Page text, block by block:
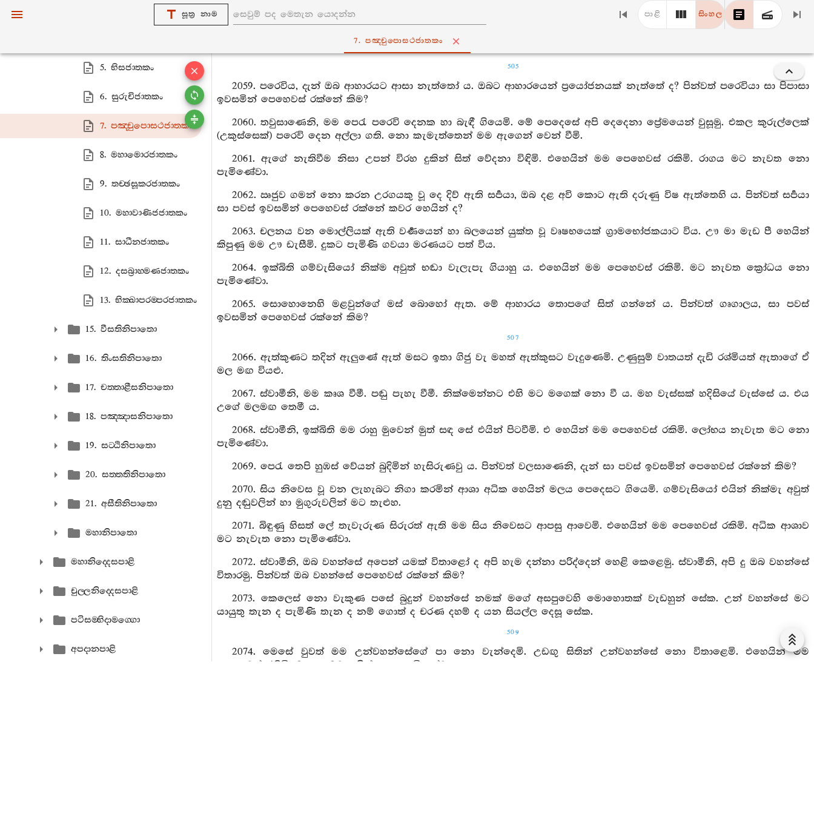
සූත්‍ර නාම පාළි සිංහල
7. පඤ‍්චුපොසථජාතකං
3. මහාඋක‍්කුසජාතකං
5. භිසජාතකං
6. සුරුචිජාතකං
7. පඤ‍්චුපොසථජාතකං
8. මහාමොරජාතකං
9. තච‍්ඡසූකරජාතකං
10. මහාවාණිජජාතකං
11. සාධීනජාතකං
12. දසබ්‍රාහ‍්මණජාතකං
13. භික‍්ඛාපරම‍්පරජාතකං
15. වීසතිනිපාතො
16. තිංසතිනිපාතො
17. චත‍්තාළීසනිපාතො
18. පඤ‍්ඤාසනිපාතො
19. සට‍්ඨිනිපාතො
20. සත‍්තතිනිපාතො
21. අසීතිනිපාතො
මහානිපාතො
මහානිද‍්දෙසපාළි
චුල‍්ලනිද‍්දෙසපාළි
පටිසම‍්භිදාමග‍්ගො
අපදානපාළි
505
2059. පරෙවිය, දැන් ඔබ ආහාරයට ආසා නැත්තෝ ය. ඔබට ආහාරයෙන් ප්‍රයෝජනයක් නැත්තේ ද? පින්වත් පරෙවියා සා පිපාසා
ඉවසමින් පෙහෙවස් රක්නේ කිම?
2060. තවුසාණෙනි, මම පෙරැ පරෙවි දෙනක හා බැඳී ගියෙමි. මේ පෙදෙසේ අපි දෙදෙනා ප්‍රේමයෙන් වුසූමු. එකල කුරුල්ලෙක්
(උකුස්සෙක්) පරෙවි දෙන අල්ලා ගති. නො කැමැත්තෙන් මම ඇගෙන් වෙන් වීමි.
2061. ඇගේ නැතිවීම නිසා උපන් විරහ දුකින් සිත් වේදනා විඳිමි. එහෙයින් මම පෙහෙවස් රකිමි. රාගය මට නැවත නො
පැමිණේවා.
2062. ඍජුව ගමන් නො කරන උරගයකු වූ දෙ දිව් ඇති සර්‍පයා, ඔබ දළ අවි කොට ඇති දරුණු විෂ ඇත්තෙහි ය. පින්වත් සර්‍පයා
සා පවස් ඉවසමින් පෙහෙවස් රක්නේ කවර හෙයින් ද?
2063. චලනය වන මොල්ලියක් ඇති වර්‍ණයෙන් හා බලයෙන් යුක්ත වූ වෘෂභයෙක් ග්‍රාමභෝජකයාට විය. ඌ මා මැඩ පී හෙයින්
කිපුණු මම ඌ ඩැසීමි. දුකට පැමිණි ගවයා මරණයට පත් විය.
2064. ඉක්බිති ගම්වැසියෝ නික්ම අවුත් භඬා වැලැපැ ගියාහු ය. එහෙයින් මම පෙහෙවස් රකිමි. මට නැවත ක්‍රෝධය නො
පැමිණේවා.
2065. සොහොනෙහි මළවුන්ගේ මස් බොහෝ ඇත. මේ ආහාරය තොපගේ සිත් ගන්නේ ය. පින්වත් ගෘගාලය, සා පවස්
ඉවසමින් පෙහෙවස් රක්නේ කිම?
507
2066. ඇත්කුණට තදින් ඇලුණේ ඇත් මසට ඉතා ගිජු වැ මහත් ඇත්කුසට වැදුණෙමි. උණුසුම් වාතයත් දැඩි රශ්මියත් ඇතාගේ ඒ
මල මඟ වියළු.
2067. ස්වාමීනි, මම කෘශ වීමී. පඬු පැහැ වීමී. නික්මෙන්නට එහි මට මගෙක් නො වී ය. මහ වැස්සක් හදිසියේ වැස්සේ ය. එය
උගේ මලමඟ තෙමී ය.
2068. ස්වාමීනි, ඉක්බිති මම රාහු මුවෙන් මුත් සඳ සේ එයින් පිටවීමි. එ හෙයින් මම පෙහෙවස් රකිමි. ලෝභය නැවැත මට නො
පැමිණේවා.
2069. පෙරැ තෙපි හුඹස් වේයන් බුදිමින් හැසිරුණවු ය. පින්වත් වලසාණෙනි, දැන් සා පවස් ඉවසමින් පෙහෙවස් රක්නේ කිම?
2070. සිය නිවෙස වූ වන ලැහැබට නිගා කරමින් ආශා අධික හෙයින් මලය පෙදෙසට ගියෙමි. ගම්වැසියෝ එයින් නික්මැ අවුත්
දුනු දඬුවලින් හා මුගුරුවලින් මට තැළුහ.
2071. බිඳුණු හිසත් ලේ තැවැරුණ සිරුරත් ඇති මම සිය නිවෙසට ආපසු ආවෙමි. එහෙයින් මම පෙහෙවස් රකිමි. අධික ආශාව
මට නැවැත නො පැමිණේවා.
2072. ස්වාමීනි, ඔබ වහන්සේ අපෙන් යමක් විතාළෝ ද අපි හැම දන්නා පරිද්දෙන් හෙළි කෙළෙමු. ස්වාමීනි, අපි දු ඔබ වහන්සේ
විතාරමු. පින්වත් ඔබ වහන්සේ පෙහෙවස් රක්නේ කිම?
2073. කෙලෙස් නො වැකුණ පසේ බුදුන් වහන්සේ නමක් මගේ අසපුවෙහි මොහොතක් වැඩහුන් සේක. උන් වහන්සේ මට
යායුතු තැන ද පැමිණි තැන ද නම් ගොත් ද චරණ දහම් ද යන සියල්ල දෙසූ සේක.
509
2074. මෙසේ වුවත් මම උන්වහන්සේගේ පා නො වැන්දෙමි. උඩඟු සිතින් උන්වහන්සේ නො විතාළෙමි. එහෙයින් මම
පෙහෙවස් රකිමි. මානය මට යළිත් නො පැමිණේවා.